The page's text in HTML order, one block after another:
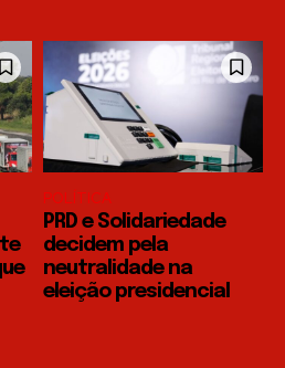
POLÍTICA
PRD e Solidariedade
decidem pela
neutralidade na
eleição presidencial